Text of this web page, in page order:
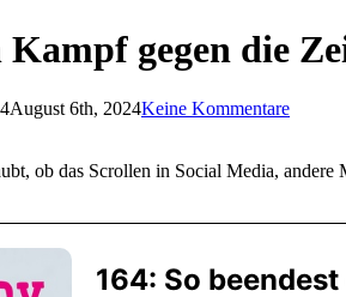
Kampf gegen die
August 6th, 2024Keine Kommentare
ob das Scrollen in Social Media,